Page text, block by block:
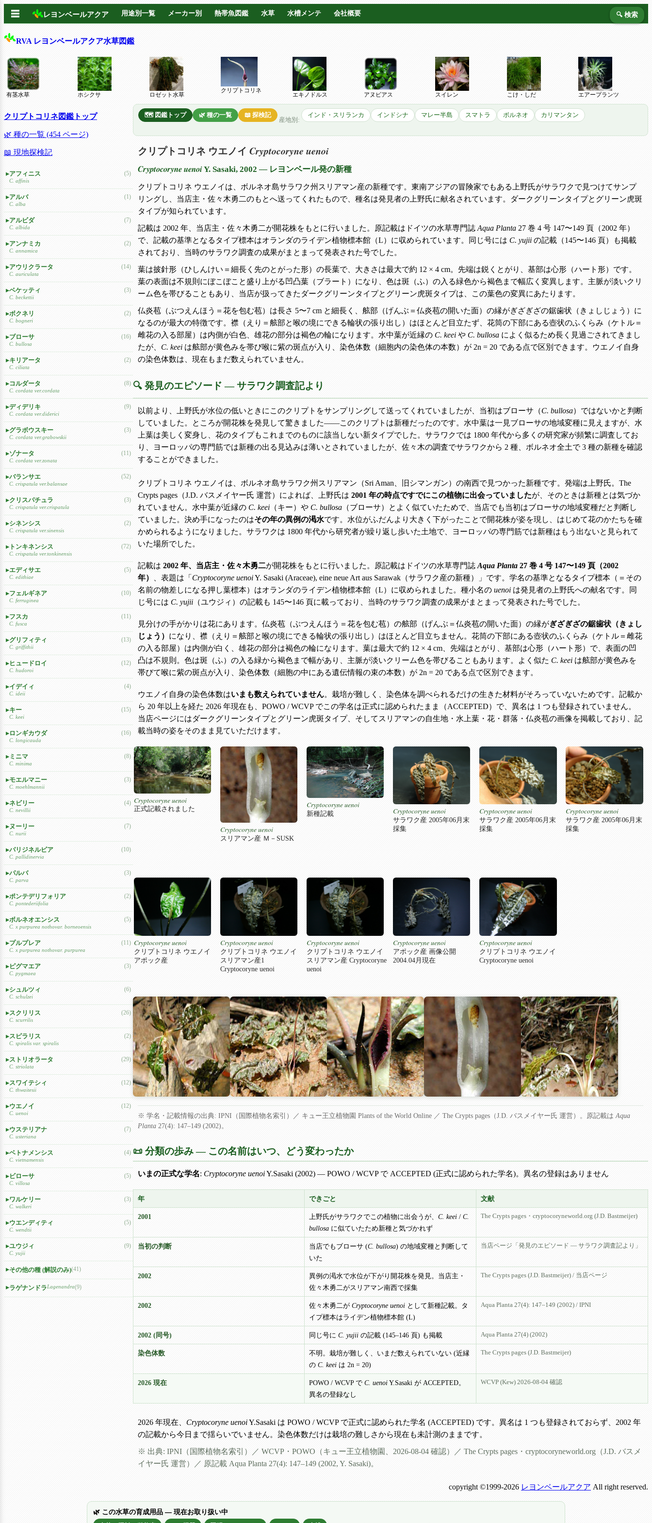
☰ レヨンベールアクア 用途別一覧 メーカー別 熱帯魚図鑑 水草 水槽メンテ 会社概要 🔍 検索
RVA レヨンベールアクア水草図鑑
有茎水草 ホシクサ ロゼット水草
クリプトコリネ
エキノドルス アヌビアス スイレン こけ・しだ エアープランツ
🗺️ 図鑑トップ 🌿 種の一覧 📖 探検記
産地別:
インド・スリランカ インドシナ マレー半島 スマトラ ボルネオ カリマンタン
クリプトコリネ ウエノイ Cryptocoryne uenoi
Cryptocoryne uenoiY. Sasaki, 2002 — レヨンベール発の新種
クリプトコリネ ウエノイは、ボルネオ島サラワク州スリアマン産の新種です。東南アジアの冒険家でもある上野氏がサラワクで見つけてサンプ
リングし、当店主・佐々木勇二のもとへ送ってくれたもので、種名は発見者の上野氏に献名されています。ダークグリーンタイプとグリーン虎斑
タイプが知られています。
記載は 2002 年、当店主・佐々木勇二が開花株をもとに行いました。原記載はドイツの水草専門誌 Aqua Planta27 巻 4 号 147〜149 頁（2002 年）
で、記載の基準となるタイプ標本はオランダのライデン植物標本館（L）に収められています。同じ号には C. yujiiの記載（145〜146 頁）も掲載
されており、当時のサラワク調査の成果がまとまって発表された号でした。
葉は披針形（ひしんけい＝細長く先のとがった形）の長葉で、大きさは最大で約 12 × 4 cm。先端は鋭くとがり、基部は心形（ハート形）です。
葉の表面は不規則にぼこぼこと盛り上がる凹凸葉（ブラート）になり、色は斑（ふ）の入る緑色から褐色まで幅広く変異します。主脈が淡いクリ
ーム色を帯びることもあり、当店が扱ってきたダークグリーンタイプとグリーン虎斑タイプは、この葉色の変異にあたります。
仏炎苞（ぶつえんほう＝花を包む苞）は長さ 5〜7 cm と細長く、舷部（げんぶ＝仏炎苞の開いた面）の縁がぎざぎざの鋸歯状（きょしじょう）に
なるのが最大の特徴です。襟（えり＝舷部と喉の境にできる輪状の張り出し）はほとんど目立たず、花筒の下部にある壺状のふくらみ（ケトル＝
雌花の入る部屋）は内側が白色、雄花の部分は褐色の輪になります。水中葉が近縁の C. keeiや C. bullosaによく似るため長く見過ごされてきまし
たが、 C. keeiは舷部が黄色みを帯び喉に紫の斑点が入り、染色体数（細胞内の染色体の本数）が 2n = 20 である点で区別できます。ウエノイ自身
の染色体数は、現在もまだ数えられていません。
🔍 発見のエピソード — サラワク調査記より
以前より、上野氏が水位の低いときにこのクリプトをサンプリングして送ってくれていましたが、当初はブローサ（C. bullosa）ではないかと判断
していました。ところが開花株を発見して驚きました——このクリプトは新種だったのです。水中葉は一見ブローサの地域変種に見えますが、水
上葉は美しく変身し、花のタイプもこれまでのものに該当しない新タイプでした。サラワクでは 1800 年代から多くの研究家が頻繁に調査してお
り、ヨーロッパの専門筋では新種の出る見込みは薄いとされていましたが、佐々木の調査でサラワクから 2 種、ボルネオ全土で 3 種の新種を確認
することができました。
クリプトコリネ ウエノイは、ボルネオ島サラワク州スリアマン（Sri Aman、旧シマンガン）の南西で見つかった新種です。発端は上野氏。The
Crypts pages（J.D. バスメイヤー氏 運営）によれば、上野氏は 2001 年の時点ですでにこの植物に出会っていましたが、そのときは新種とは気づか
れていません。水中葉が近縁の C. keei（キー）や C. bullosa（ブローサ）とよく似ていたためで、当店でも当初はブローサの地域変種だと判断し
ていました。決め手になったのはその年の異例の渇水です。水位がふだんより大きく下がったことで開花株が姿を現し、はじめて花のかたちを確
かめられるようになりました。サラワクは 1800 年代から研究者が繰り返し歩いた土地で、ヨーロッパの専門筋では新種はもう出ないと見られて
いた場所でした。
記載は 2002 年、当店主・佐々木勇二が開花株をもとに行いました。原記載はドイツの水草専門誌 Aqua Planta27 巻 4 号 147〜149 頁（2002
年） 、表題は「 Cryptocoryne uenoiY. Sasaki (Araceae), eine neue Art aus Sarawak（サラワク産の新種）」です。学名の基準となるタイプ標本（＝その
名前の物差しになる押し葉標本）はオランダのライデン植物標本館（L）に収められました。種小名の uenoiは発見者の上野氏への献名です。同
じ号には C. yujii（ユウジィ）の記載も 145〜146 頁に載っており、当時のサラワク調査の成果がまとまって発表された号でした。
見分けの手がかりは花にあります。仏炎苞（ぶつえんほう＝花を包む苞）の舷部（げんぶ＝仏炎苞の開いた面）の縁がぎざぎざの鋸歯状（きょし
じょう） になり、襟（えり＝舷部と喉の境にできる輪状の張り出し）はほとんど目立ちません。花筒の下部にある壺状のふくらみ（ケトル＝雌花
の入る部屋）は内側が白く、雄花の部分は褐色の輪になります。葉は最大で約 12 × 4 cm、先端はとがり、基部は心形（ハート形）で、表面の凹
凸は不規則。色は斑（ふ）の入る緑から褐色まで幅があり、主脈が淡いクリーム色を帯びることもあります。よく似た C. keeiは舷部が黄色みを
帯びて喉に紫の斑点が入り、染色体数（細胞の中にある遺伝情報の束の本数）が 2n = 20 である点で区別できます。
ウエノイ自身の染色体数はいまも数えられていません。栽培が難しく、染色体を調べられるだけの生きた材料がそろっていないためです。記載か
ら 20 年以上を経た 2026 年現在も、POWO / WCVP でこの学名は正式に認められたまま（ACCEPTED）で、異名は 1 つも登録されていません。
当店ページにはダークグリーンタイプとグリーン虎斑タイプ、そしてスリアマンの自生地・水上葉・花・群落・仏炎苞の画像を掲載しており、記
載当時の姿をそのまま見ていただけます。
Cryptocoryne uenoi
正式記載されました
Cryptocoryne uenoi
スリアマン産 Ｍ－SUSK
Cryptocoryne uenoi
新種記載 Cryptocoryne uenoi
サラワク産 2005年06月末
採集
Cryptocoryne uenoi
サラワク産 2005年06月末
採集
Cryptocoryne uenoi
サラワク産 2005年06月末
採集
Cryptocoryne uenoi
クリプトコリネ ウエノイ
アポック産
Cryptocoryne uenoi
クリプトコリネ ウエノイ
スリアマン産1
Cryptocoryne uenoi
Cryptocoryne uenoi
クリプトコリネ ウエノイ
スリアマン産 Cryptocoryne
uenoi
Cryptocoryne uenoi
アポック産 画像公開
2004.04月現在
Cryptocoryne uenoi
クリプトコリネ ウエノイ
Cryptocoryne uenoi
※ 学名・記載情報の出典: IPNI（国際植物名索引）／ キュー王立植物園 Plants of the World Online ／ The Crypts pages（J.D. バスメイヤー氏 運営）。原記載はAqua
Planta27(4): 147–149 (2002)。
📜 分類の歩み — この名前はいつ、どう変わったか
いまの正式な学名: Cryptocoryne uenoiY.Sasaki (2002) — POWO / WCVP で ACCEPTED (正式に認められた学名)。異名の登録はありません
年 できごと 文献
2001 上野氏がサラワクでこの植物に出会うが、 C. keei/ C.
bullosaに似ていたため新種と気づかれず
The Crypts pages・cryptocoryneworld.org (J.D. Bastmeijer)
当初の判断 当店でもブローサ (C. bullosa) の地域変種と判断して
いた
当店ページ「発見のエピソード — サラワク調査記より」
2002
異例の渇水で水位が下がり開花株を発見。当店主・
佐々木勇二がスリアマン南西で採集
The Crypts pages (J.D. Bastmeijer) / 当店ページ
2002 佐々木勇二が Cryptocoryne uenoiとして新種記載。タ
イプ標本はライデン植物標本館 (L)
Aqua Planta 27(4): 147–149 (2002) / IPNI
2002 (同号) 同じ号に C. yujiiの記載 (145–146 頁) も掲載 Aqua Planta 27(4) (2002)
染色体数
不明。栽培が難しく、いまだ数えられていない (近縁
の C. keeiは 2n = 20)
The Crypts pages (J.D. Bastmeijer)
2026 現在 POWO / WCVP で C. uenoiY.Sasaki が ACCEPTED。
異名の登録なし
WCVP (Kew) 2026-08-04 確認
2026 年現在、 Cryptocoryne uenoiY.Sasaki は POWO / WCVP で正式に認められた学名 (ACCEPTED) です。異名は 1 つも登録されておらず、2002 年
の記載から今日まで揺らいでいません。染色体数だけは栽培の難しさから現在も未計測のままです。
※ 出典: IPNI（国際植物名索引）／ WCVP・POWO（キュー王立植物園、2026-08-04 確認）／ The Crypts pages・cryptocoryneworld.org（J.D. バスメ
イヤー氏 運営）／ 原記載 Aqua Planta 27(4): 147–149 (2002, Y. Sasaki)。
クリプトコリネ図鑑トップ
🌿 種の一覧 (454 ページ)
📖 現地探検記
アフィニス
C. affinis
(5)
アルバ
C. alba
(1)
アルビダ
C. albida
(7)
アンナミカ
C. annamica
(2)
アウリクラータ
C. auriculata
(14)
ベケッティ
C. beckettii
(3)
ボクネリ
C. bogneri
(2)
ブローサ
C. bullosa
(16)
キリアータ
C. ciliata
(2)
コルダータ
C. cordata ver.cordata
(8)
ディデリキ
C. cordata ver.diderici
(9)
グラボウスキー
C. cordata ver.grabowskii
(3)
ゾナータ
C. cordata ver.zonata
(11)
バランサエ
C. crispatula ver.balansae
(52)
クリスパチュラ
C. crispatula ver.crispatula
(3)
シネンシス
C. crispatula ver.sinensis
(2)
トンキネンシス
C. crispatula ver.tonkinensis
(72)
エディサエ
C. edithiae
(5)
フェルギネア
C. ferruginea
(10)
フスカ
C. fusca
(11)
グリフィティ
C. griffithii
(13)
ヒュードロイ
C. hudoroi
(12)
イデイィ
C. ideii
(4)
キー
C. keei
(15)
ロンギカウダ
C. longicauda
(16)
ミニマ
C. minima
(8)
モエルマニー
C. moehlmannii
(3)
ネビリー
C. nevillii
(4)
ヌーリー
C. nurii
(7)
パリジネルビア
C. pallidinervia
(10)
パルバ
C. parva
(3)
ポンテデリフォリア
C. pontederiifolia
(2)
ボルネオエンシス
C. x purpurea nothovar. borneoensis
(5)
プルプレア
C. x purpurea nothovar. purpurea
(11)
ピグマエア
C. pygmaea
(3)
シュルツィ
C. schulzei
(6)
スクリリス
C. scurrilis
(26)
スピラリス
C. spiralis var. spiralis
(2)
ストリオラータ
C. striolata
(29)
スワイテシィ
C. thwaitesii
(12)
ウエノイ
C. uenoi
(12)
ウステリアナ
C. usteriana
(7)
ベトナメンシス
C. vietnamensis
(4)
ビローサ
C. villosa
(5)
ワルケリー
C. walkeri
(3)
ウエンディティ
C. wendtii
(5)
ユウジィ
C. yujii
(9)
その他の種 (解説のみ)(41)
ラゲナンドラLagenandra(9)
copyright ©1999-2026 レヨンベールアクア All right reserved.
🌿 この水草の育成用品 — 現在お取り扱い中